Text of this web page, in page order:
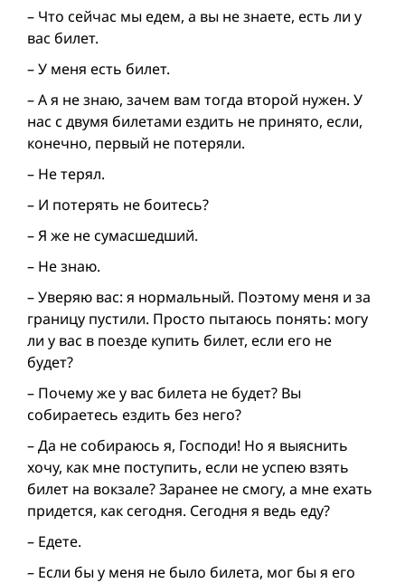
– Что сейчас мы едем, а вы не знаете, есть ли у
вас билет.
– У меня есть билет.
– А я не знаю, зачем вам тогда второй нужен. У
нас с двумя билетами ездить не принято, если,
конечно, первый не потеряли.
– Не терял.
– И потерять не боитесь?
– Я же не сумасшедший.
– Не знаю.
– Уверяю вас: я нормальный. Поэтому меня и за
границу пустили. Просто пытаюсь понять: могу
ли у вас в поезде купить билет, если его не
будет?
– Почему же у вас билета не будет? Вы
собираетесь ездить без него?
– Да не собираюсь я, Господи! Но я выяснить
хочу, как мне поступить, если не успею взять
билет на вокзале? Заранее не смогу, а мне ехать
придется, как сегодня. Сегодня я ведь еду?
– Едете.
– Если бы у меня не было билета, мог бы я его